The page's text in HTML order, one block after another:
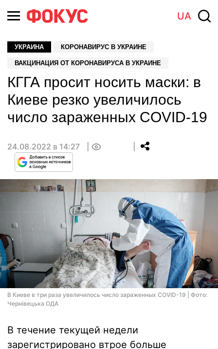
UA
УКРАИНА КОРОНАВИРУС В УКРАИНЕ
ВАКЦИНАЦИЯ ОТ КОРОНАВИРУСА В УКРАИНЕ
КГГА просит носить маски: в
Киеве резко увеличилось
число зараженных COVID-19
24.08.2022 в 14:27
В Киеве в три раза увеличилось число зараженных COVID-19 | Фото:
Чернівецька ОДА
В течение текущей недели
зарегистрировано втрое больше